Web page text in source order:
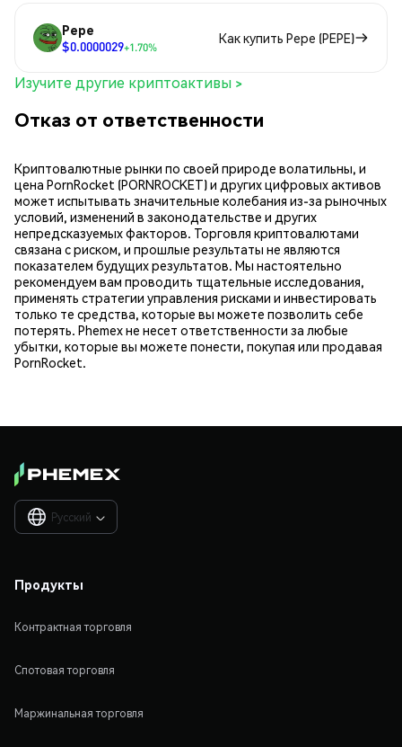
Pepe
$0.0000029+1.70%
Как купить Pepe (PEPE)
Изучите другие криптоактивы >
Отказ от ответственности
Криптовалютные рынки по своей природе волатильны, и
цена PornRocket (PORNROCKET) и других цифровых активов
может испытывать значительные колебания из-за рыночных
условий, изменений в законодательстве и других
непредсказуемых факторов. Торговля криптовалютами
связана с риском, и прошлые результаты не являются
показателем будущих результатов. Мы настоятельно
рекомендуем вам проводить тщательные исследования,
применять стратегии управления рисками и инвестировать
только те средства, которые вы можете позволить себе
потерять. Phemex не несет ответственности за любые
убытки, которые вы можете понести, покупая или продавая
PornRocket.
Русский 
Продукты
Контрактная торговля
Спотовая торговля
Маржинальная торговля